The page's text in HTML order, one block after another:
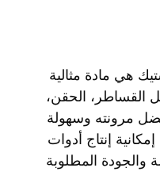
هي مادة مثالية
القساطر، الحقن،
مرونته وسهولة
إنتاج أدوات
والجودة المطلوبة